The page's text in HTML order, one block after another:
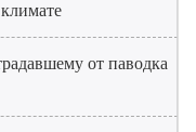
от паводка